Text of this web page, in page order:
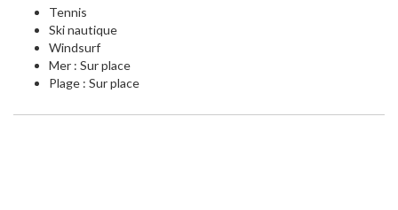
Tennis
Ski nautique
Windsurf
Mer : Sur place
Plage : Sur place